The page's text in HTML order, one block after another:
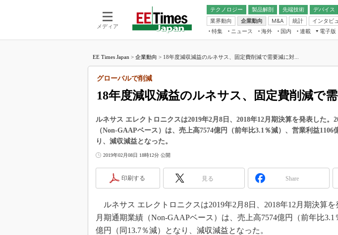
メディア
テクノロジー 製品解剖
先端技術
電池／エネルギー
デバイス
アナログ
マイコン
業界動向
企業動向 M&A 統計 インタビ
フィジカルAI
読者調査（EE Times
エレクトロニクス入門
特集 ニュース 海外 国内
連載
福田昭のデバイス通信
大山聡の業界スコープ
リタイア直前エンジニアの社会人大
学漂流記
この10年で起こったこと、次の10年
製品分解で探るアジアの新トレンド
光伝送技術を知る
電子版
電子ブックレット
EE Times Japan > 企業動向 > 18年度減収減益のルネサス、固定費削減で需要減に対...
18年度減収減益のルネサス、固定費削減で
グローバルで削減
ルネサス エレクトロニクスは2019年2月8日、2018年12月期決算を発表した。
（Non-GAAPベース）は、売上高7574億円（前年比3.1％減）、営業利益1106
り、減収減益となった。
2019年02月08日 18時12分 公開
印刷する 見る Share
ルネサス エレクトロニクスは2019年2月8日、2018年12月期決算を
月期通期業績（Non-GAAPベース）は、売上高7574億円（前年比3.1
億円（同13.7％減）となり、減収減益となった。